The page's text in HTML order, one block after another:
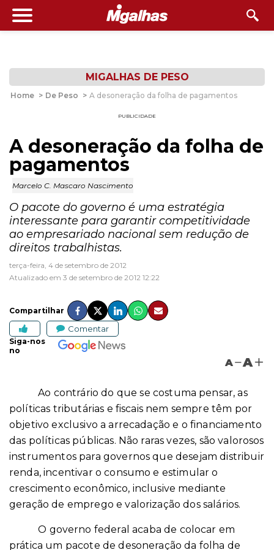
MIGALHAS DE PESO
Home > De Peso > A desoneração da folha de pagamentos
PUBLICIDADE
A desoneração da folha de
pagamentos
Marcelo C. Mascaro Nascimento
O pacote do governo é uma estratégia
interessante para garantir competitividade
ao empresariado nacional sem redução de
direitos trabalhistas.
terça-feira, 4 de setembro de 2012
Atualizado em 3 de setembro de 2012 12:22
Compartilhar
Comentar
Siga-nos
no
A A
Ao contrário do que se costuma pensar, as
políticas tributárias e fiscais nem sempre têm por
objetivo exclusivo a arrecadação e o financiamento
das políticas públicas. Não raras vezes, são valorosos
instrumentos para governos que desejam distribuir
renda, incentivar o consumo e estimular o
crescimento econômico, inclusive mediante
geração de emprego e valorização dos salários.
O governo federal acaba de colocar em
prática um pacote de desoneração da folha de